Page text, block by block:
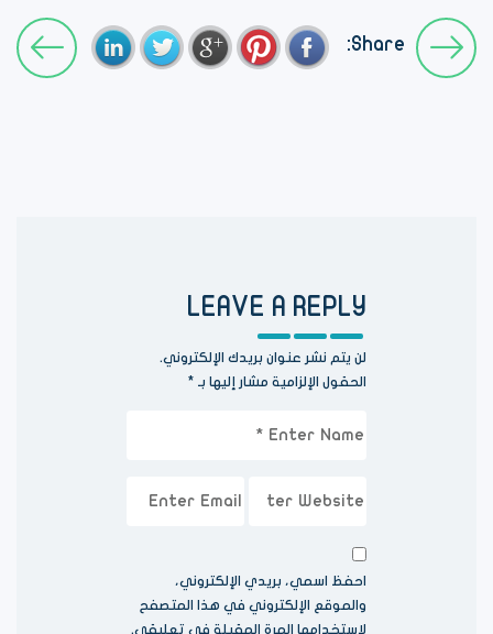
Share:
LEAVE A REPLY
لن يتم نشر عنوان بريدك الإلكتروني.
الحقول الإلزامية مشار إليها بـ *
احفظ اسمي، بريدي الإلكتروني،
والموقع الإلكتروني في هذا المتصفح
لاستخدامها المرة المقبلة في تعليقي.